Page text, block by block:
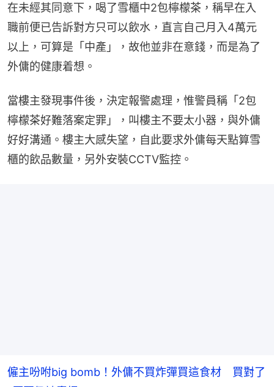
在未經其同意下，喝了雪櫃中2包檸檬茶，稱早在入
職前便已告訴對方只可以飲水，直言自己月入4萬元
以上，可算是「中產」，故他並非在意錢，而是為了
外傭的健康着想。
當樓主發現事件後，決定報警處理，惟警員稱「2包
檸檬茶好難落案定罪」，叫樓主不要太小器，與外傭
好好溝通。樓主大感失望，自此要求外傭每天點算雪
櫃的飲品數量，另外安裝CCTV監控。
僱主吩咐big bomb！外傭不買炸彈買這食材 買對了